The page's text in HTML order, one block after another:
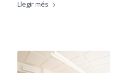
Llegir més